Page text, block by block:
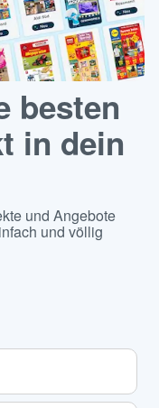
besten
in dein
und Angebote
und völlig